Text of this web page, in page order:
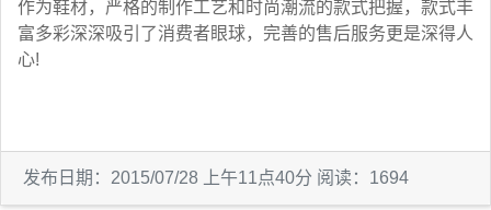
作为鞋材，严格的制作工艺和时尚潮流的款式把握，款式丰
富多彩深深吸引了消费者眼球，完善的售后服务更是深得人
心!
发布日期：2015/07/28 上午11点40分 阅读：1694